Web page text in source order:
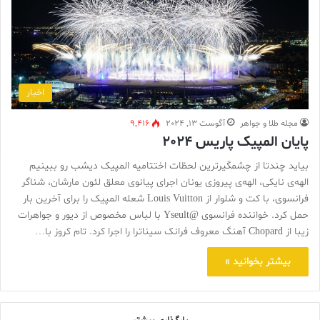
اخبار
مجله طلا و جواهر آگوست 13, 2024 9,416
پایان المپیک پاریس 2024
بیاید چندتا از چشمگیرترین لحظات اختتامیه المپیک دیشب رو ببینیم
الهه‌ی نایکی، الهه‌ی پیروزی یونان اجرای پیانوی معلق لئون مارشان، شناگر
فرانسوی، با کت و شلوار از Louis Vuitton شعله المپیک را برای آخرین بار
حمل کرد. خواننده فرانسوی @Yseult با لباس مخصوص از دیور و جواهرات
زیبا از Chopard آهنگ معروف فرانک سیناترا را اجرا کرد. تام کروز با…
بیشتر بخوانید »